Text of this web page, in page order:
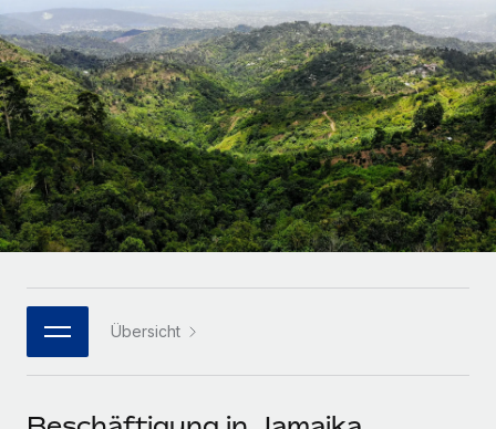
Auslagern von komplexen HR-Aufgaben
INFRASTRUKTUR
Remote Embedded
Nahtlose Integration der HR in bestehende Abläufe
Plattform
Integrierte HR-Kernfunktionen für dein Team
MCP
Integrationen
Startups
Agile HR- und Payroll-Lösungen für wachsende
Unternehmen
Mittelstand
Maßgeschneiderte HR-Lösungen, um Teams zu
vergrößern
Enterprise
Globale HR für Konzerne und Großunternehmen
PARTNER WERDEN
Flexible Einbettung von Global-HR-Funktionen in deine
Informationen zu möglichen Währungen und
Abwicklungsfristen für globale Freelancer:innen
LERNEN MIT REMOTE
Forschung und Leitfäden
Fallstudien
HR-Glossar
Bibliothek für Stellenbeschreibungen
Webinare
Events
Français
Deutsch
Español
Italiano
Português (Portugal)
한국어 Übersicht